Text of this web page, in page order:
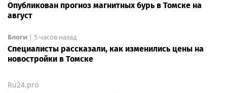
Опубликован прогноз магнитных бурь в Томске на
август
Блоги | 5 часов назад
Специалисты рассказали, как изменились цены на
новостройки в Томске
Ru24.pro